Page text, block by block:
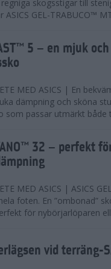
skogsstigar till
GEL-TRABUCO™
5 – en mjuk
MED ASICS | En
dämpning och sköna
som passar utmärkt både
32 – perfekt
MED ASICS | ASICS
foten. En ”ombonad”
för nybörjarlöparen
vid terräng-